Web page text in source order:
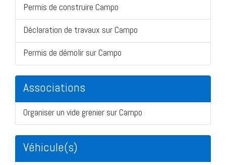
Permis de construire Campo
Déclaration de travaux sur Campo
Permis de démolir sur Campo
Associations
Organiser un vide grenier sur Campo
Véhicule(s)